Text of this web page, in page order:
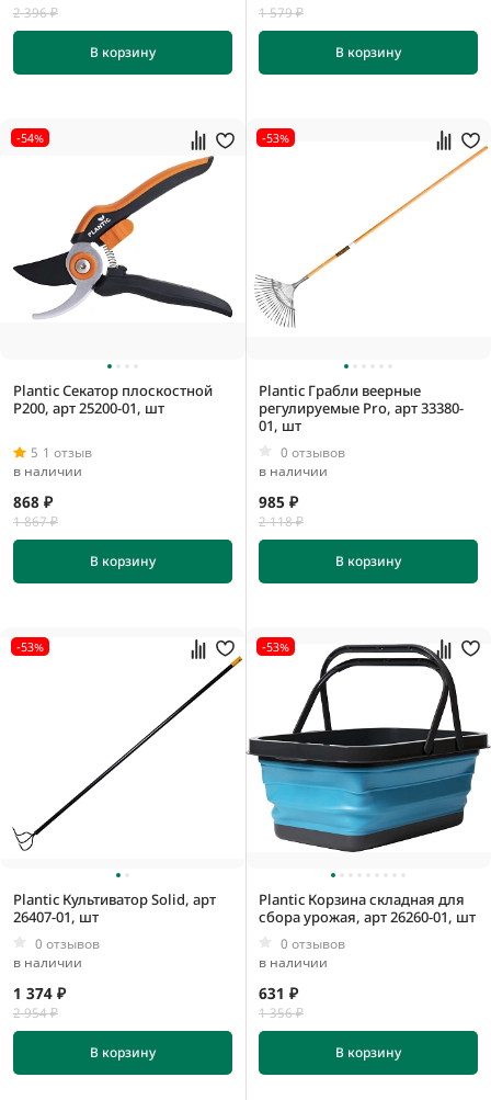
2 396 ₽
В корзину
1 579 ₽
В корзину
-54%
Plantic Секатор плоскостной
P200, арт 25200-01, шт
5 1 отзыв
в наличии
868 ₽
1 867 ₽
В корзину
-53%
Plantic Грабли веерные
регулируемые Pro, арт 33380-
01, шт
0 отзывов
в наличии
985 ₽
2 118 ₽
В корзину
-53%
Plantic Культиватор Solid, арт
26407-01, шт
0 отзывов
в наличии
1 374 ₽
2 954 ₽
В корзину
-53%
Plantic Корзина складная для
сбора урожая, арт 26260-01, шт
0 отзывов
в наличии
631 ₽
1 356 ₽
В корзину